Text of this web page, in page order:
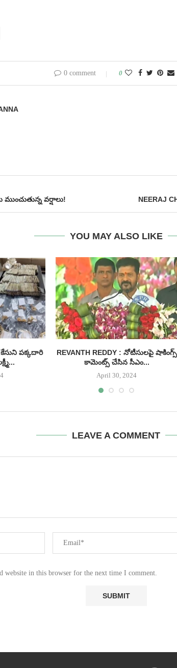
0 comment 0
ముంచుతున్న వర్షాలు! NEERAJ
YOU MAY ALSO LIKE
పక్కదారి
REVANTH REDDY : నోటీసులపై షాకింగ్స్
కామెంట్స్ చేసిన సీఎం...
April 30, 2024
LEAVE A COMMENT
website in this browser for the next time I comment.